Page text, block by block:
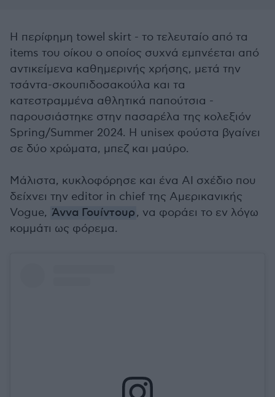
Η περίφημη towel skirt - το τελευταίο από τα
items του οίκου ο οποίος συχνά εμπνέεται από
αντικείμενα καθημερινής χρήσης, μετά την
τσάντα-σκουπιδοσακούλα και τα
κατεστραμμένα αθλητικά παπούτσια -
παρουσιάστηκε στην πασαρέλα της κολεξιόν
Spring/Summer 2024. Η unisex φούστα βγαίνει
σε δύο χρώματα, μπεζ και μαύρο.
Μάλιστα, κυκλοφόρησε και ένα AI σχέδιο που
δείχνει την editor in chief της Αμερικανικής
Vogue, Άννα Γουίντουρ, να φοράει το εν λόγω
κομμάτι ως φόρεμα.